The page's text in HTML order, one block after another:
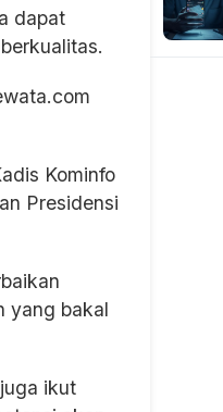
dapat
Kominfo
Presidensi
yang bakal
ikut